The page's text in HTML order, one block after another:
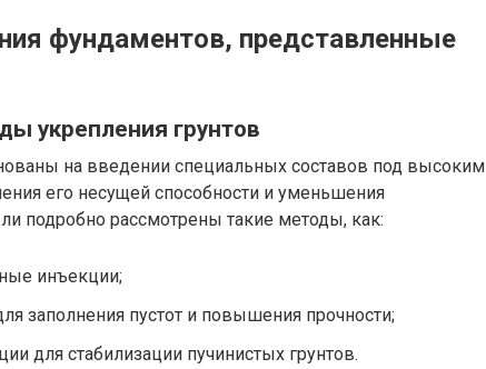
фундаментов, представленные
укрепления грунтов
на введении специальных составов под высоким
его несущей способности и уменьшения
подробно рассмотрены такие методы, как:
инъекции;
заполнения пустот и повышения прочности;
для стабилизации пучинистых грунтов.